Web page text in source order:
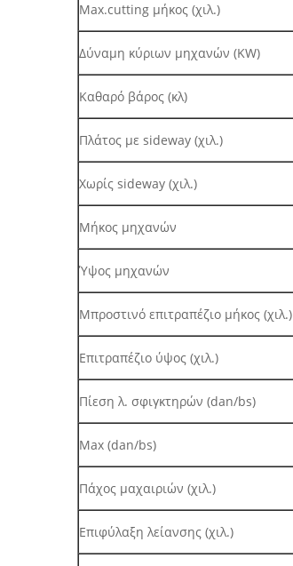
Max.cutting μήκος (χιλ.)
Δύναμη κύριων μηχανών (KW)
Καθαρό βάρος (κλ)
Πλάτος με sideway (χιλ.)
Χωρίς sideway (χιλ.)
Μήκος μηχανών
Ύψος μηχανών
Μπροστινό επιτραπέζιο μήκος (χιλ.)
Επιτραπέζιο ύψος (χιλ.)
Πίεση λ. σφιγκτηρών (dan/bs)
Max (dan/bs)
Πάχος μαχαιριών (χιλ.)
Επιφύλαξη λείανσης (χιλ.)